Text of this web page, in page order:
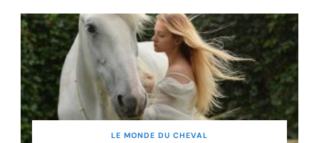
LE MONDE DU CHEVAL